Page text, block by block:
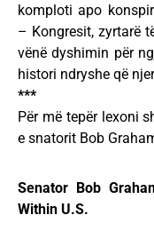
komploti apo
– Kongresit, zyrtarë
vënë dyshimin për
histori ndryshe që
***
Për më tepër lexoni
e snatorit Bob
Senator Bob
Within U.S.